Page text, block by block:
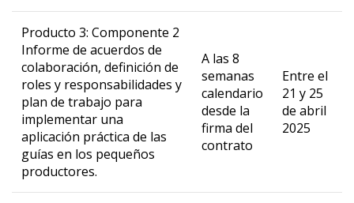
Producto 3: Componente 2
Informe de acuerdos de
colaboración, definición de
roles y responsabilidades y
plan de trabajo para
implementar una
aplicación práctica de las
guías en los pequeños
productores.
A las 8
semanas
calendario
desde la
firma del
contrato
Entre el
21 y 25
de abril
2025